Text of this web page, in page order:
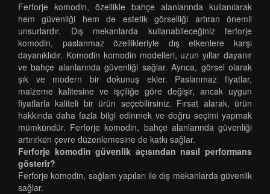
Ferforje komodin, özellikle bahçe alanlarında kullanılarak
hem güvenliği hem de estetik görselliği artıran önemli
unsurlardır. Dış mekanlarda kullanabileceğiniz ferforje
komodin, paslanmaz özellikleriyle dış etkenlere karşı
dayanıklıdır. Komodin komodin modelleri, uzun yıllar dayanır
ve bahçe alanlarında güvenliği sağlar. Ayrıca, görsel olarak
şık ve modern bir dokunuş ekler. Paslanmaz fiyatlar,
malzeme kalitesine ve işçiliğe göre değişir, ancak uygun
fiyatlarla kaliteli bir ürün seçebilirsiniz. Fırsat alarak, ürün
hakkında daha fazla bilgi edinmek ve doğru seçimi yapmak
mümkündür. Ferforje komodin, bahçe alanlarında güvenliği
artırırken çevre düzenlemesine de katkı sağlar.
Ferforje komodin güvenlik açısından nasıl performans
gösterir?
Ferforje komodin, sağlam yapıları ile dış mekanlarda güvenlik
sağlar.